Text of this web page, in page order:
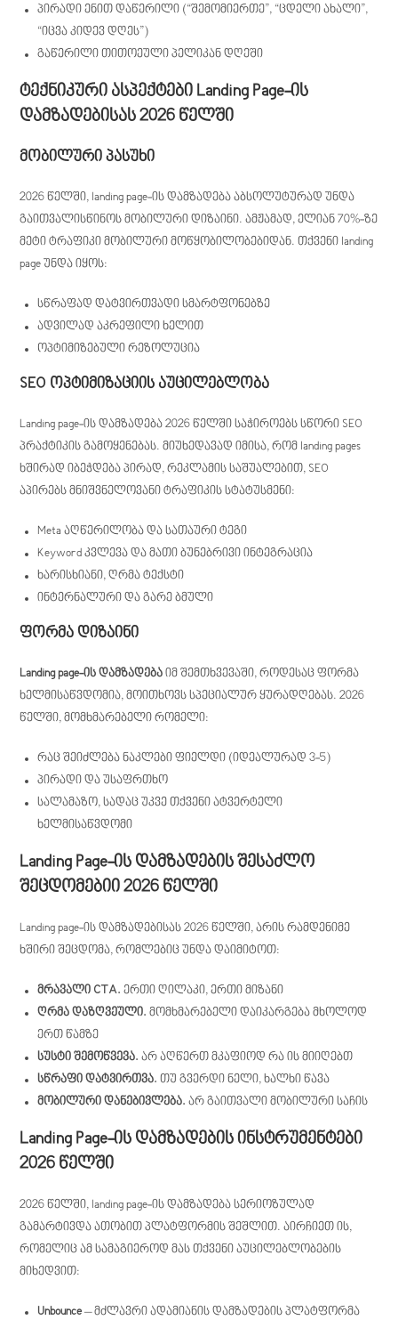
პირადი ენით დაწერილი (“შემომიერთე”, “ცდელი ახალი”,
“იცვა კიდევ დღეს”)
გაწერილი თითოეული პელიკან დღეში
ტექნიკური ასპექტები Landing Page-ის
დამზადებისას 2026 წელში
მობილური პასუხი
2026 წელში, landing page-ის დამზადება აბსოლუტურად უნდა
გაითვალისწინოს მობილური დიზაინი. ამჟამად, ელიან 70%-ზე
მეტი ტრაფიკი მობილური მოწყობილობებიდან. თქვენი landing
page უნდა იყოს:
სწრაფად დატვირთვადი სმარტფონებზე
ადვილად აკრეფილი ხელით
ოპტიმიზებული რეზოლუცია
SEO ოპტიმიზაციის აუცილებლობა
Landing page-ის დამზადება 2026 წელში საჭიროებს სწორი SEO
პრაქტიკის გამოყენებას. მიუხედავად იმისა, რომ landing pages
ხშირად იბეჭდება პირად, რეკლამის საშუალებით, SEO
აპირებს მნიშვნელოვანი ტრაფიკის სტატუსმენი:
Meta აღწერილობა და სათაური ტეგი
Keyword კვლევა და მათი ბუნებრივი ინტეგრაცია
ხარისხიანი, ღრმა ტექსტი
ინტერნალური და გარე ბმული
ფორმა დიზაინი
Landing page-ის დამზადება იმ შემთხვევაში, როდესაც ფორმა
ხელმისაწვდომია, მოითხოვს სპეციალურ ყურადღებას. 2026
წელში, მომხმარებელი რომელი:
რაც შეიძლება ნაკლები ფიელდი (იდეალურად 3-5)
პირადი და უსაფრთხო
სალამაზო, სადაც უკვე თქვენი ატვერტელი
ხელმისაწვდომი
Landing Page-ის დამზადების შესაძლო
შეცდომებიი 2026 წელში
Landing page-ის დამზადებისას 2026 წელში, არის რამდენიმე
ხშირი შეცდომა, რომლებიც უნდა დაიმიტოთ:
მრავალი CTA. ერთი ღილაკი, ერთი მიზანი
ღრმა დაზღვეული. მომხმარებელი დაიკარგება მხოლოდ
ერთ წამზე
სუსტი შემოწვევა. არ აღწერთ მკაფიოდ რა ის მიიღებთ
სწრაფი დატვირთვა. თუ გვერდი ნელი, ხალხი წავა
მობილური დანებივლება. არ გაითვალი მობილური საჩის
Landing Page-ის დამზადების ინსტრუმენტები
2026 წელში
2026 წელში, landing page-ის დამზადება სერიოზულად
გამარტივდა ათობით პლატფორმის შეშლით. აირჩიეთ ის,
რომელიც ამ სამაგიეროდ მას თქვენი აუცილებლობების
მიხედვით:
Unbounce – მძლავრი ადამიანის დამზადების პლატფორმა